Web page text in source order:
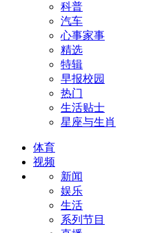
科普
汽车
心事家事
精选
特辑
早报校园
热门
生活贴士
星座与生肖
体育
视频
新闻
娱乐
生活
系列节目